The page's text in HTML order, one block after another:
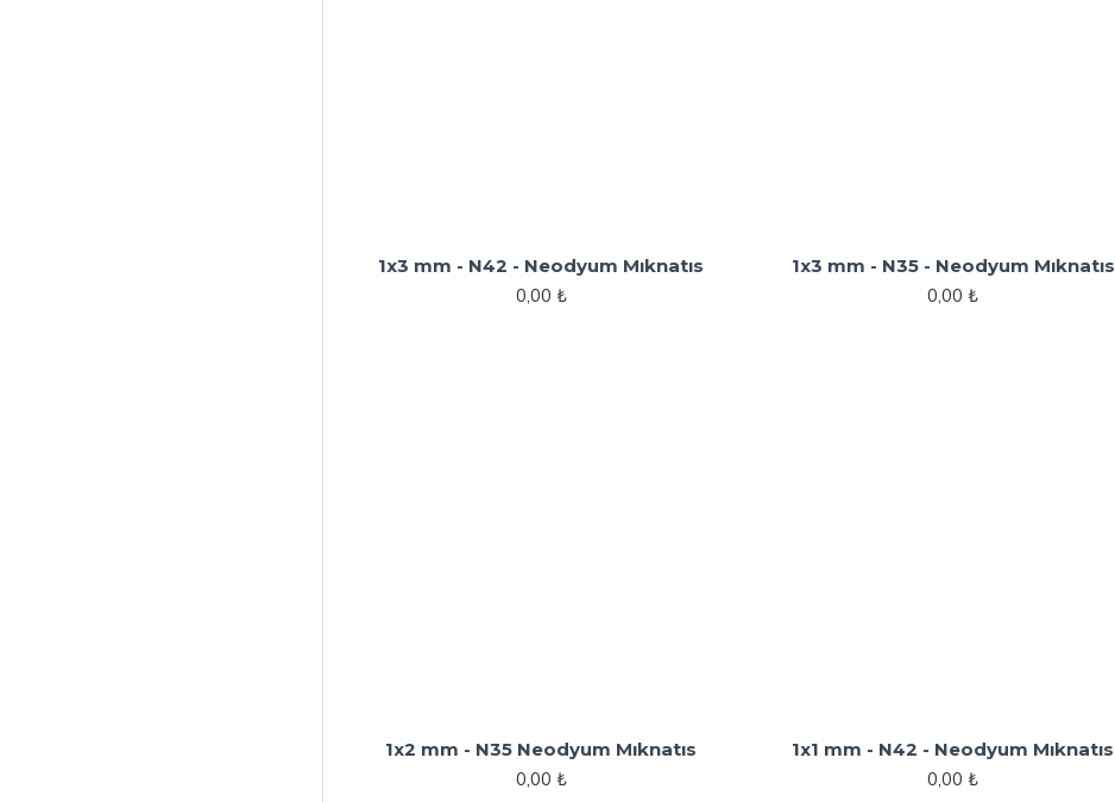
1x3 mm - N42 - Neodyum Mıknatıs
0,00 ₺
1x3 mm - N35 - Neodyum Mıknatıs
0,00 ₺
1x2 mm - N35 Neodyum Mıknatıs
0,00 ₺
1x1 mm - N42 - Neodyum Mıknatıs
0,00 ₺